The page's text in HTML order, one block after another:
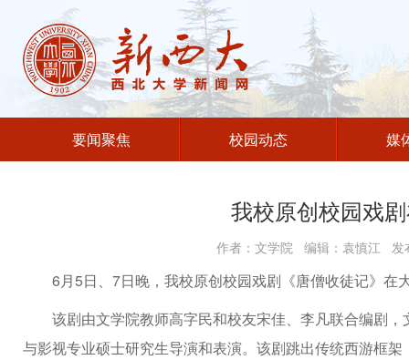
要闻聚焦 校园动态 媒
我校原创校园戏
作者：文学院 编辑：袁慎江
6月5日、7日晚，我校原创校园戏剧《唐僧收徒记》在
该剧由文学院教师高字民和校友宋佳、李凡联合编剧
与影视专业硕士研究生导演和表演。该剧跳出传统西游框